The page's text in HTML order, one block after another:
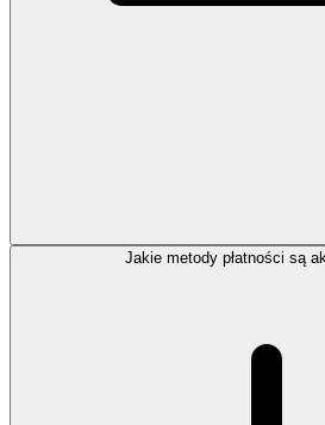
Jakie metody płatności są